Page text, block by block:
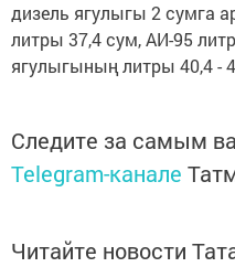
дизель ягулыгы 2 сумга
литры 37,4 сум, АИ-95
ягулыгының литры 40,4 -
Следите за самым
Telegram-канале
Читайте новости